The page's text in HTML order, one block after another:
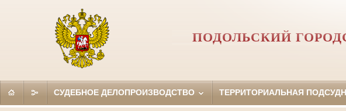
ПОДОЛЬСКИЙ
СУДЕБНОЕ ДЕЛОПРОИЗВОДСТВО ТЕРРИТОРИАЛЬНАЯ